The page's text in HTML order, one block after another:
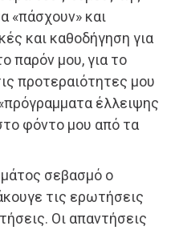
«πάσχουν» και
και καθοδήγηση για
παρόν μου, για το
προτεραιότητες μου
έλλειψης
φόντο μου από τα
σεβασμό ο
τις ερωτήσεις
Οι απαντήσεις